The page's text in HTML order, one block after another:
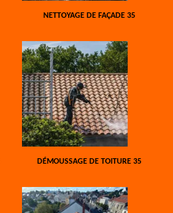
NETTOYAGE DE FAÇADE 35
DÉMOUSSAGE DE TOITURE 35